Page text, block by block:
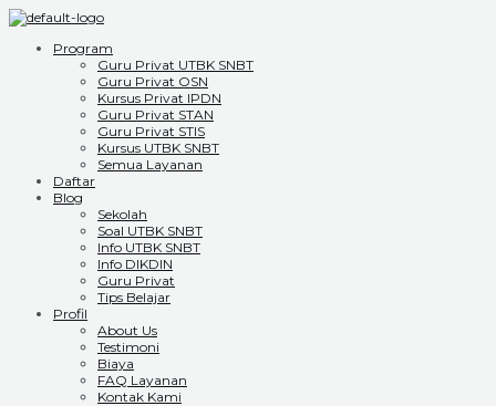
Program
Guru Privat UTBK SNBT
Guru Privat OSN
Kursus Privat IPDN
Guru Privat STAN
Guru Privat STIS
Kursus UTBK SNBT
Semua Layanan
Daftar
Blog
Sekolah
Soal UTBK SNBT
Info UTBK SNBT
Info DIKDIN
Guru Privat
Tips Belajar
Profil
About Us
Testimoni
Biaya
FAQ Layanan
Kontak Kami